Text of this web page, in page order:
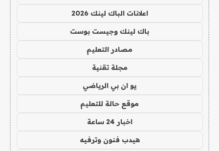
اعلانات الباك لينك 2026
باك لينك وجيست بوست
مصادر التعليم
مجلة تقنية
يو ان بي الرياضي
موقع حالة للتعليم
اخبار 24 ساعة
هيدب فنون وترفيه